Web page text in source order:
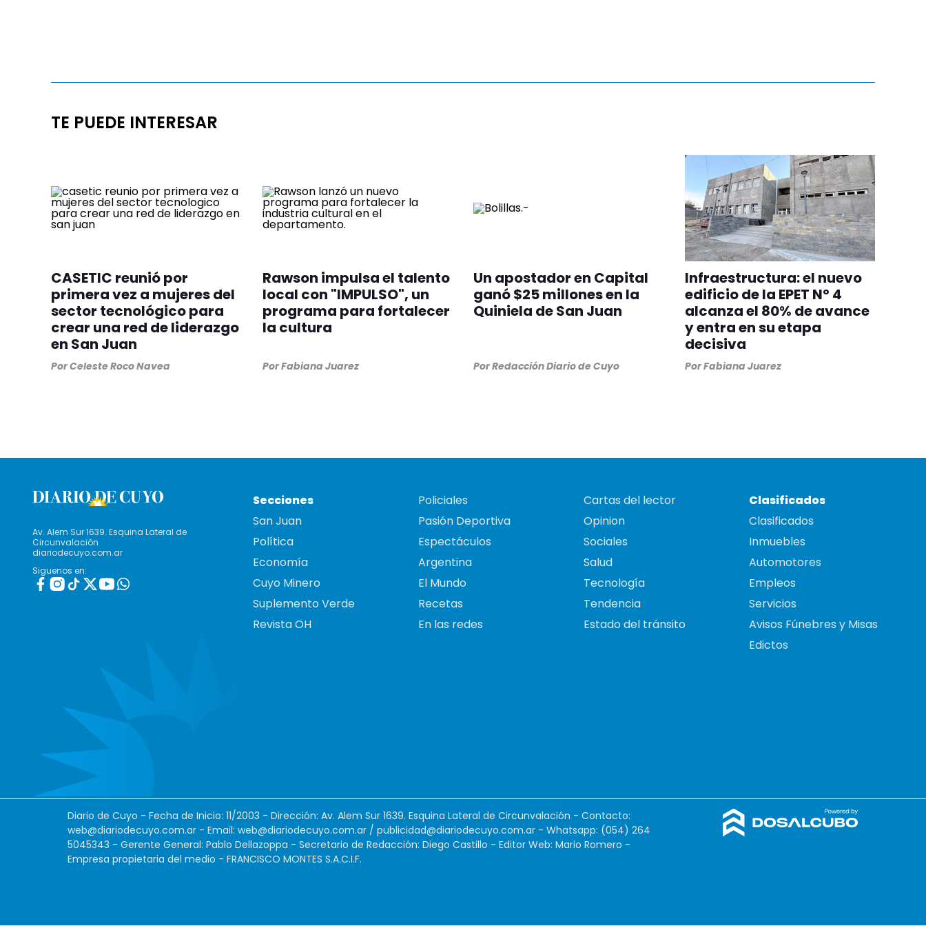
TE PUEDE INTERESAR
CASETIC reunió por
primera vez a mujeres del
sector tecnológico para
crear una red de liderazgo
en San Juan
PorCeleste Roco Navea
Rawson impulsa el talento
local con "IMPULSO", un
programa para fortalecer
la cultura
PorFabiana Juarez
Un apostador en Capital
ganó $25 millones en la
Quiniela de San Juan
PorRedacción Diario de Cuyo
Infraestructura: el nuevo
edificio de la EPET Nº 4
alcanza el 80% de avance
y entra en su etapa
decisiva
PorFabiana Juarez
Av. Alem Sur 1639. Esquina Lateral de
Circunvalación
diariodecuyo.com.ar
Siguenos en:
Secciones
San Juan
Política
Economía
Cuyo Minero
Suplemento Verde
Revista OH
Policiales
Pasión Deportiva
Espectáculos
Argentina
El Mundo
Recetas
En las redes
Cartas del lector
Opinion
Sociales
Salud
Tecnología
Tendencia
Estado del tránsito
Clasificados
Clasificados
Inmuebles
Automotores
Empleos
Servicios
Avisos Fúnebres y Misas
Edictos
Diario de Cuyo - Fecha de Inicio: 11/2003 - Dirección: Av. Alem Sur 1639. Esquina Lateral de Circunvalación - Contacto:
web@diariodecuyo.com.ar - Email: web@diariodecuyo.com.ar / publicidad@diariodecuyo.com.ar - Whatsapp: (054) 264
5045343 - Gerente General: Pablo Dellazoppa - Secretario de Redacción: Diego Castillo - Editor Web: Mario Romero -
Empresa propietaria del medio - FRANCISCO MONTES S.A.C.I.F.